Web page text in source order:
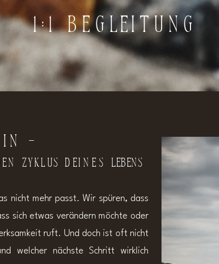
1:1 Begleitung
-
Zyklus deines Lebens
nicht mehr passt.Wir spüren, dass
sich etwas verändern möchte oder
ruft. Und doch ist oft nicht
welcher nächste Schritt wirklich